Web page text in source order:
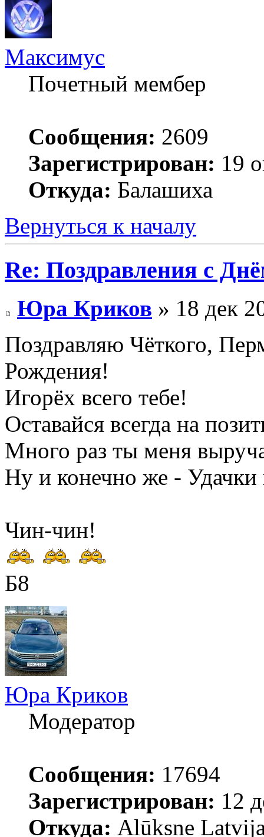
Максимус
Почетный мембер
Сообщения: 2609
Зарегистрирован: 19
Откуда: Балашиха
Вернуться к началу
Re: Поздравления с
Юра Криков » 18 дек
Поздравляю Чёткого,
Рождения!
Игорёх всего тебе!
Оставайся всегда на
Много раз ты меня
Ну и конечно же - Удачки
Чин-чин!
Б8
Юра Криков
Модератор
Сообщения: 17694
Зарегистрирован: 12
Откуда: Alūksne